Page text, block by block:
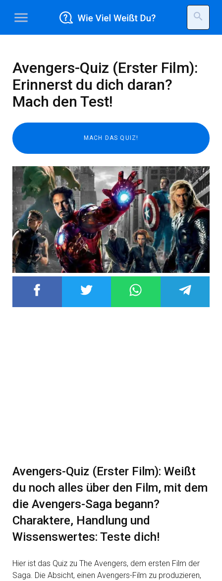
menu search
Avengers-Quiz (Erster Film):
Erinnerst du dich daran?
Mach den Test!
Avengers-Quiz (Erster Film): Weißt
du noch alles über den Film, mit dem
die Avengers-Saga begann?
Charaktere, Handlung und
Wissenswertes: Teste dich!
Hier ist das Quiz zu The Avengers, dem ersten Film der
Saga. Die Absicht, einen Avengers-Film zu produzieren,